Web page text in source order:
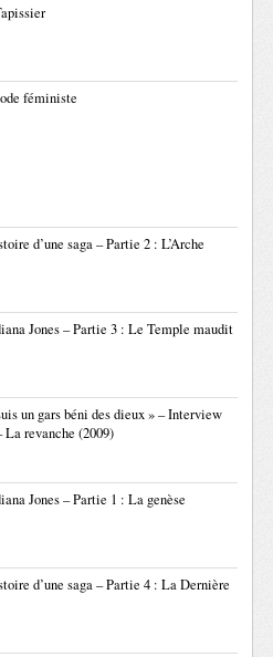
féministe
d’une saga – Partie 2 : L’Arche
Jones – Partie 3 : Le Temple maudit
un gars béni des dieux » – Interview
La revanche (2009)
Jones – Partie 1 : La genèse
d’une saga – Partie 4 : La Dernière